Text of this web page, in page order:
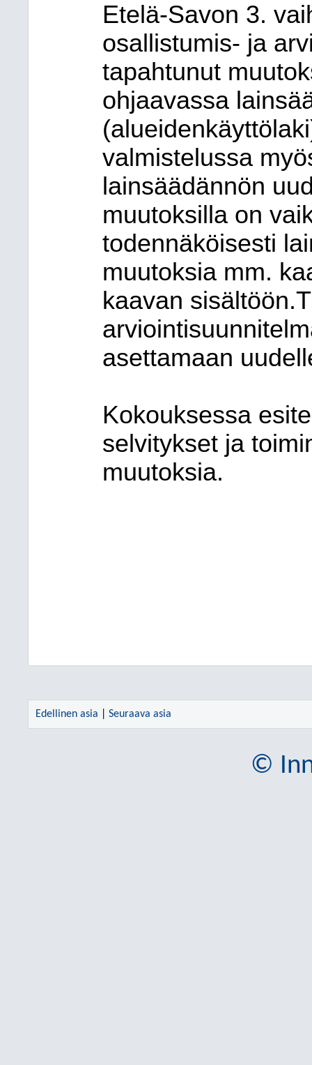
Etelä-Savon 3.
osallistumis- ja
tapahtunut
ohjaavassa
valmistelussa
lainsäädännön
muutoksilla on
todennäköisesti
muutoksia mm.
kaavan
asettamaan
Kokouksessa
selvitykset ja
muutoksia.
Edellinen asia Seuraava asia
©